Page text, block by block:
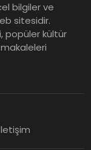
bilgiler ve
sitesidir.
popüler kültür